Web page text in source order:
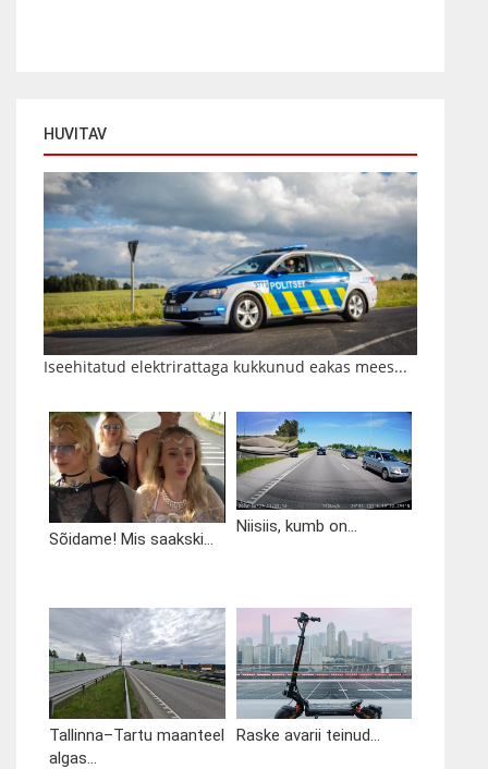
HUVITAV
Iseehitatud elektrirattaga kukkunud eakas mees...
Sõidame! Mis saakski...
Niisiis, kumb on...
Tallinna–Tartu maanteel
algas...
Raske avarii teinud...